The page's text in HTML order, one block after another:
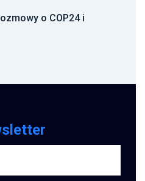
o COP24 i